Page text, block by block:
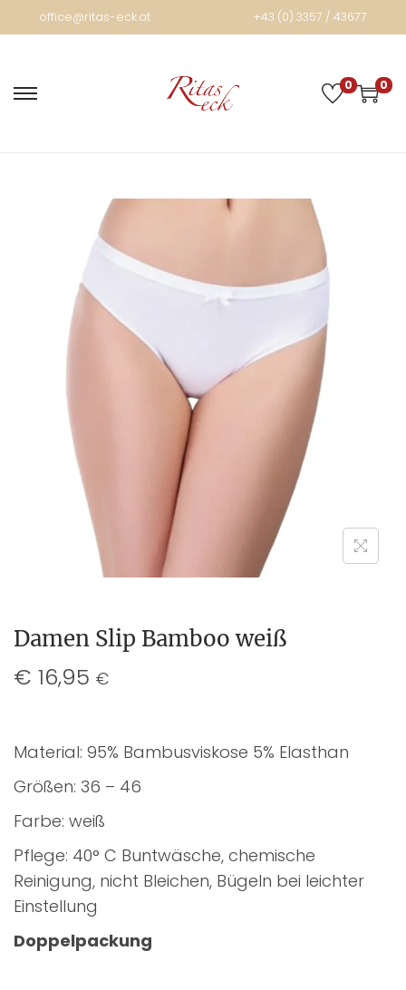
office@ritas-eck.at +43 (0) 3357 / 43677
0 0
Damen Slip Bamboo weiß
€ 16,95 €
Material: 95% Bambusviskose 5% Elasthan
Größen: 36 – 46
Farbe: weiß
Pflege: 40° C Buntwäsche, chemische
Reinigung, nicht Bleichen, Bügeln bei leichter
Einstellung
Doppelpackung